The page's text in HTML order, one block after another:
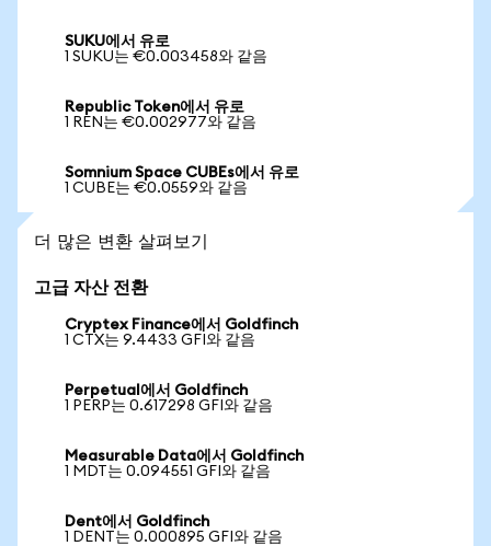
SUKU에서 유로
1 SUKU는 €0.003458와 같음
Republic Token에서 유로
1 REN는 €0.002977와 같음
Somnium Space CUBEs에서 유로
1 CUBE는 €0.0559와 같음
더 많은 변환 살펴보기
고급 자산 전환
Cryptex Finance에서 Goldfinch
1 CTX는 9.4433 GFI와 같음
Perpetual에서 Goldfinch
1 PERP는 0.617298 GFI와 같음
Measurable Data에서 Goldfinch
1 MDT는 0.094551 GFI와 같음
Dent에서 Goldfinch
1 DENT는 0.000895 GFI와 같음